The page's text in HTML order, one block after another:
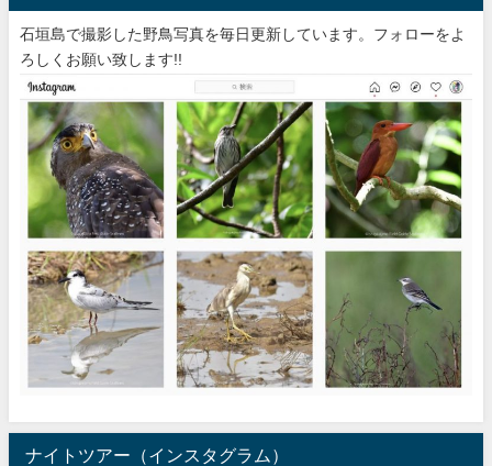
石垣島で撮影した野鳥写真を毎日更新しています。フォローをよ
ろしくお願い致します!!
ナイトツアー（インスタグラム）